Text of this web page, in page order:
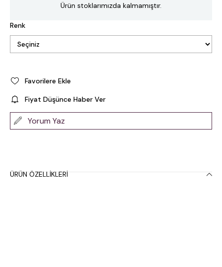
Ürün stoklarımızda kalmamıştır.
Renk
Favorilere Ekle
Fiyat Düşünce Haber Ver
Yorum Yaz
ÜRÜN ÖZELLIKLERI